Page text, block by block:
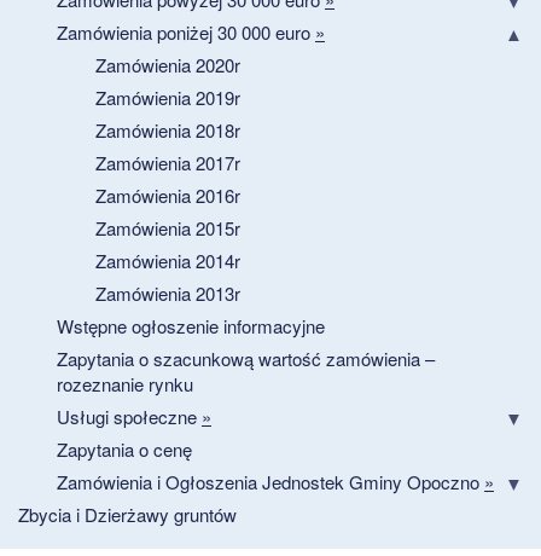
Zamówienia poniżej 30 000 euro »
Zamówienia 2020r
Zamówienia 2019r
Zamówienia 2018r
Zamówienia 2017r
Zamówienia 2016r
Zamówienia 2015r
Zamówienia 2014r
Zamówienia 2013r
Wstępne ogłoszenie informacyjne
Zapytania o szacunkową wartość zamówienia –
rozeznanie rynku
Usługi społeczne »
Zapytania o cenę
Zamówienia i Ogłoszenia Jednostek Gminy Opoczno »
Zbycia i Dzierżawy gruntów